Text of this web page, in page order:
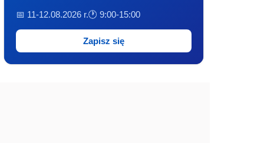
📅 11-12.08.2026 r.🕐 9:00-15:00
Zapisz się